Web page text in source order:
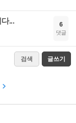
... 6
댓글
검색 글쓰기